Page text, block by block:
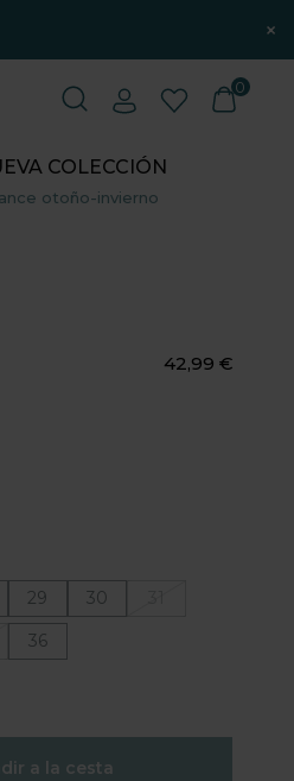
×
COLECCIÓN
otoño-invierno
0
42,99 €
29 30
36
a la cesta